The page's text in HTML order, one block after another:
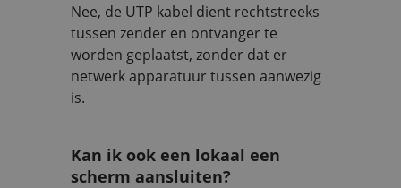
Nee, de UTP kabel dient rechtstreeks
tussen zender en ontvanger te
worden geplaatst, zonder dat er
netwerk apparatuur tussen aanwezig
is.
Kan ik ook een lokaal een
scherm aansluiten?